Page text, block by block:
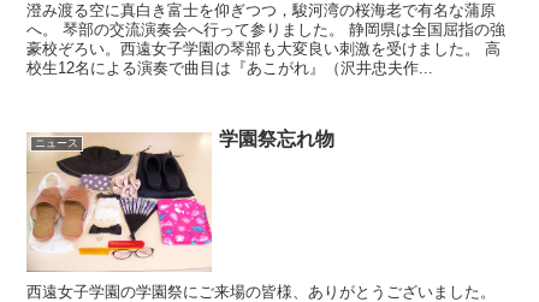
澄み渡る空に真白き富士を仰ぎつつ，駿河湾の桜海老で有名な蒲原
へ。 琴部の交流演奏会へ行って参りました。 静岡県は全国屈指の強
豪校ぞろい。西遠女子学園の琴部も大変良い刺激を受けました。 高
校生12名による演奏で曲目は『あこがれ』（沢井忠夫作...
ニュース 学園祭忘れ物
西遠女子学園の学園祭にご来場の皆様、ありがとうございました。